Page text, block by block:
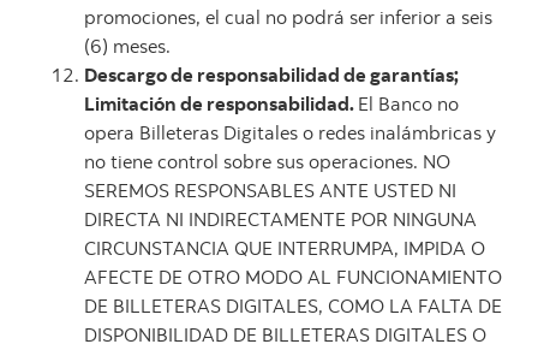
promociones, el cual no podrá ser inferior a seis
(6) meses.
Descargo de responsabilidad de garantías;
Limitación de responsabilidad. El Banco no
opera Billeteras Digitales o redes inalámbricas y
no tiene control sobre sus operaciones. NO
SEREMOS RESPONSABLES ANTE USTED NI
DIRECTA NI INDIRECTAMENTE POR NINGUNA
CIRCUNSTANCIA QUE INTERRUMPA, IMPIDA O
AFECTE DE OTRO MODO AL FUNCIONAMIENTO
DE BILLETERAS DIGITALES, COMO LA FALTA DE
DISPONIBILIDAD DE BILLETERAS DIGITALES O